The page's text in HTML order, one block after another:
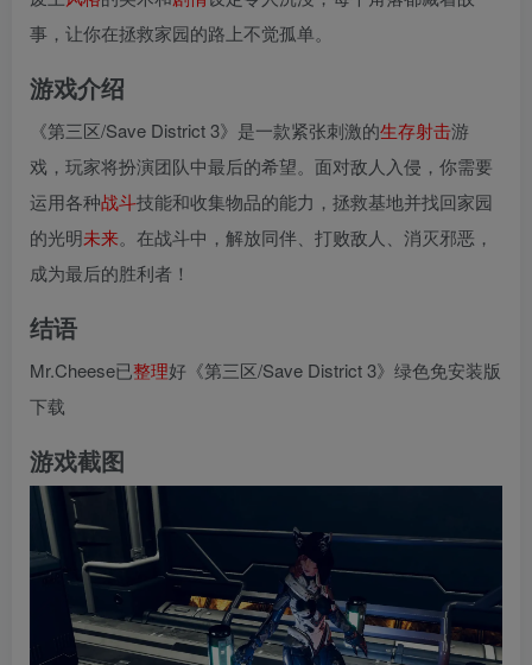
事，让你在拯救家园的路上不觉孤单。
游戏介绍
《第三区/Save District 3》是一款紧张刺激的生存射击游
戏，玩家将扮演团队中最后的希望。面对敌人入侵，你需要
运用各种战斗技能和收集物品的能力，拯救基地并找回家园
的光明未来。在战斗中，解放同伴、打败敌人、消灭邪恶，
成为最后的胜利者！
结语
Mr.Cheese已整理好《第三区/Save District 3》绿色免安装版
下载
游戏截图